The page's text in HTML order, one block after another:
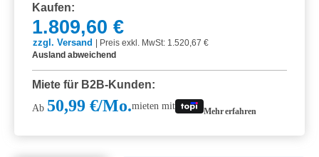
Kaufen:
1.809,60 €
zzgl. Versand
Preis exkl. MwSt: 1.520,67 €
Ausland abweichend
Miete für B2B-Kunden:
Ab 50,99 €/Mo.mieten mit Mehr erfahren